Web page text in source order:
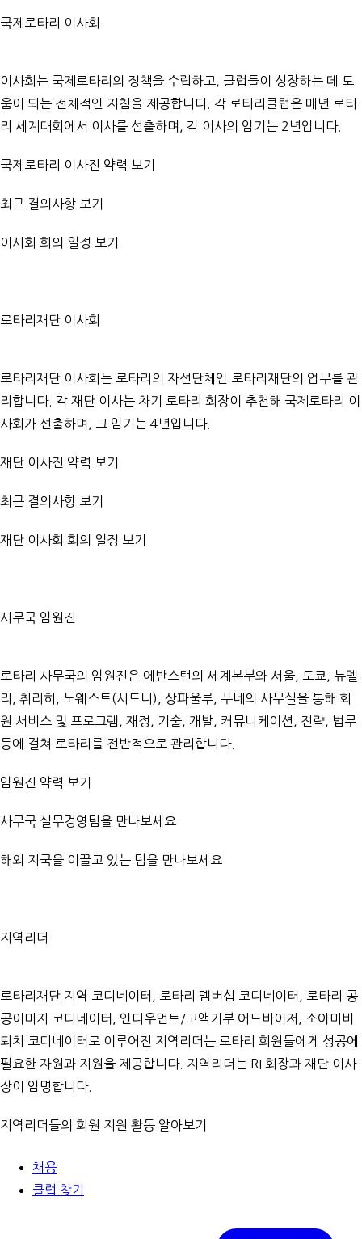
국제로타리 이사회
이사회는 국제로타리의 정책을 수립하고, 클럽들이 성장하는 데 도
움이 되는 전체적인 지침을 제공합니다. 각 로타리클럽은 매년 로타
리 세계대회에서 이사를 선출하며, 각 이사의 임기는 2년입니다.
국제로타리 이사진 약력 보기
최근 결의사항 보기
이사회 회의 일정 보기
로타리재단 이사회
로타리재단 이사회는 로타리의 자선단체인 로타리재단의 업무를 관
리합니다. 각 재단 이사는 차기 로타리 회장이 추천해 국제로타리 이
사회가 선출하며, 그 임기는 4년입니다.
재단 이사진 약력 보기
최근 결의사항 보기
재단 이사회 회의 일정 보기
사무국 임원진
로타리 사무국의 임원진은 에반스턴의 세계본부와 서울, 도쿄, 뉴델
리, 취리히, 노웨스트(시드니), 상파울루, 푸네의 사무실을 통해 회
원 서비스 및 프로그램, 재정, 기술, 개발, 커뮤니케이션, 전략, 법무
등에 걸쳐 로타리를 전반적으로 관리합니다.
임원진 약력 보기
사무국 실무경영팀을 만나보세요
해외 지국을 이끌고 있는 팀을 만나보세요
지역리더
로타리재단 지역 코디네이터, 로타리 멤버십 코디네이터, 로타리 공
공이미지 코디네이터, 인다우먼트/고액기부 어드바이저, 소아마비
퇴치 코디네이터로 이루어진 지역리더는 로타리 회원들에게 성공에
필요한 자원과 지원을 제공합니다. 지역리더는 RI 회장과 재단 이사
장이 임명합니다.
지역리더들의 회원 지원 활동 알아보기
채용
클럽 찾기